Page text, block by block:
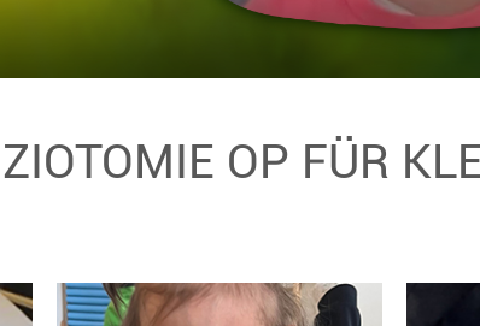
OP FÜR